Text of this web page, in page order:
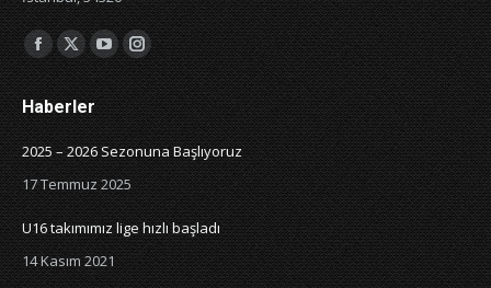
Bizi şurada bulabilirsiniz:
Facebook
page
opens
in
new
window
X
page
opens
in
new
window
YouTube
page
opens
in
new
window
Instagram
page
opens
in
new
window
Haberler
2025 – 2026 Sezonuna Başlıyoruz
17 Temmuz 2025
U16 takımımız lige hızlı başladı
14 Kasım 2021